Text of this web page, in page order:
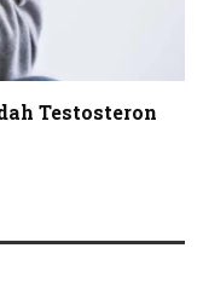
Testosteron